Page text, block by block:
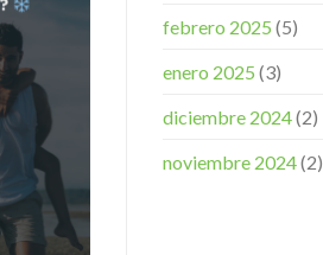
febrero 2025 (5)
enero 2025 (3)
diciembre 2024(2)
noviembre 2024(2)